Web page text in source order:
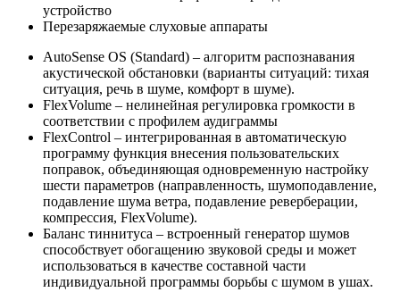
устройство
Перезаряжаемые слуховые аппараты
AutoSense OS (Standard) – алгоритм распознавания
акустической обстановки (варианты ситуаций: тихая
ситуация, речь в шуме, комфорт в шуме).
FlexVolume – нелинейная регулировка громкости в
соответствии с профилем аудиграммы
FlexControl – интегрированная в автоматическую
программу функция внесения пользовательских
поправок, объединяющая одновременную настройку
шести параметров (направленность, шумоподавление,
подавление шума ветра, подавление реверберации,
компрессия, FlexVolume).
Баланс тиннитуса – встроенный генератор шумов
способствует обогащению звуковой среды и может
использоваться в качестве составной части
индивидуальной программы борьбы с шумом в ушах.